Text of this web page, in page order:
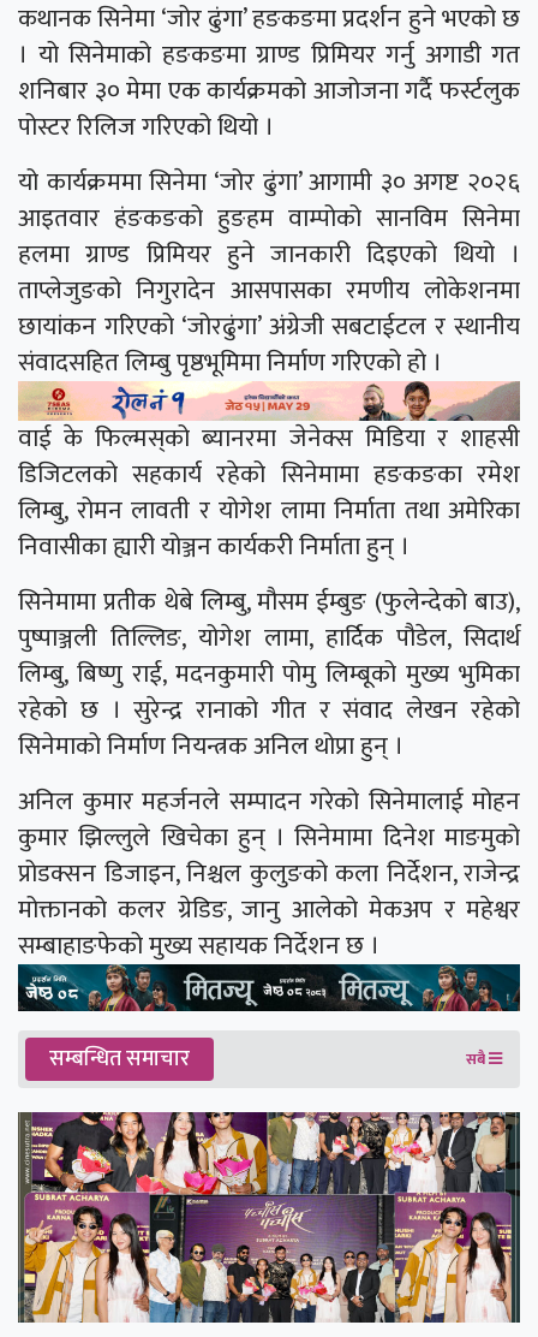
कथानक सिनेमा ‘जोर ढुंगा’ हङकङमा प्रदर्शन हुने भएको छ
। यो सिनेमाको हङकङमा ग्राण्ड प्रिमियर गर्नु अगाडी गत
शनिबार ३० मेमा एक कार्यक्रमको आजोजना गर्दै फर्स्टलुक
पोस्टर रिलिज गरिएको थियो ।
यो कार्यक्रममा सिनेमा ‘जोर ढुंगा’ आगामी ३० अगष्ट २०२६
आइतवार हंङकङको हुङहम वाम्पोको सानविम सिनेमा
हलमा ग्राण्ड प्रिमियर हुने जानकारी दिइएको थियो ।
ताप्लेजुङको निगुरादेन आसपासका रमणीय लोकेशनमा
छायांकन गरिएको ‘जोरढुंगा’ अंग्रेजी सबटाईटल र स्थानीय
संवादसहित लिम्बु पृष्ठभूमिमा निर्माण गरिएको हो ।
वाई के फिल्मस्‌को ब्यानरमा जेनेक्स मिडिया र शाहसी
डिजिटलको सहकार्य रहेको सिनेमामा हङकङका रमेश
लिम्बु, रोमन लावती र योगेश लामा निर्माता तथा अमेरिका
निवासीका ह्यारी योञ्जन कार्यकरी निर्माता हुन् ।
सिनेमामा प्रतीक थेबे लिम्बु, मौसम ईम्बुङ (फुलेन्देको बाउ),
पुष्पाञ्जली तिल्लिङ, योगेश लामा, हार्दिक पौडेल, सिदार्थ
लिम्बु, बिष्णु राई, मदनकुमारी पोमु लिम्बूको मुख्य भुमिका
रहेको छ । सुरेन्द्र रानाको गीत र संवाद लेखन रहेको
सिनेमाको निर्माण नियन्त्रक अनिल थोप्रा हुन् ।
अनिल कुमार महर्जनले सम्पादन गरेको सिनेमालाई मोहन
कुमार झिल्लुले खिचेका हुन् । सिनेमामा दिनेश माङमुको
प्रोडक्सन डिजाइन, निश्चल कुलुङको कला निर्देशन, राजेन्द्र
मोक्तानको कलर ग्रेडिङ, जानु आलेको मेकअप र महेश्वर
सम्बाहाङफेको मुख्य सहायक निर्देशन छ ।
सम्बन्धित समाचार सबै